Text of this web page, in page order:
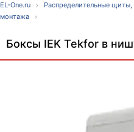
EL-One.ru Распределительные
монтажа
Боксы IEK Tekfor в